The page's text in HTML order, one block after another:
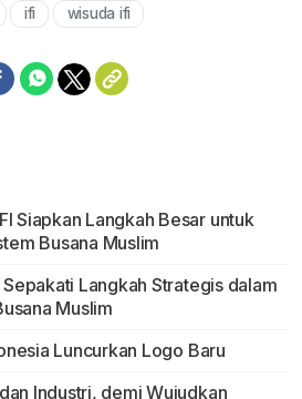
ifi wisuda ifi
Siapkan Langkah Besar untuk
Busana Muslim
Langkah Strategis dalam
Muslim
Luncurkan Logo Baru
Industri, demi Wujudkan